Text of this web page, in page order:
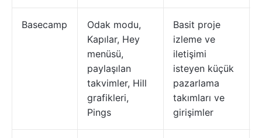
Basecamp
Odak modu,
Kapılar, Hey
menüsü,
paylaşılan
takvimler, Hill
grafikleri,
Pings
Basit proje
izleme ve
iletişimi
isteyen küçük
pazarlama
takımları ve
girişimler